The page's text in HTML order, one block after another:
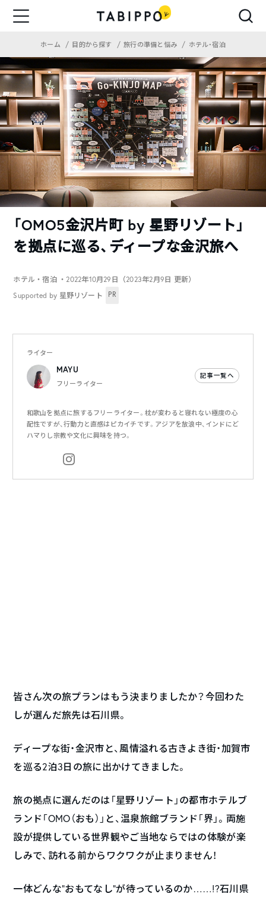
ホーム 目的から探す 旅行の準備と悩み ホテル・宿泊
「OMO5金沢片町 by 星野リゾート」
を拠点に巡る、ディープな金沢旅へ
ホテル・宿泊 ・2022年10月29日（2023年2月9日 更新）
Supported by 星野リゾート
PR
ライター
MAYU
フリーライター
記事一覧へ
和歌山を拠点に旅するフリーライター。枕が変わると寝れない極度の心
配性ですが、行動力と直感はピカイチです。アジアを放浪中、インドにど
ハマりし宗教や文化に興味を持つ。
皆さん次の旅プランはもう決まりましたか？今回わた
しが選んだ旅先は石川県。
ディープな街・金沢市と、風情溢れる古きよき街・加賀市
を巡る2泊3日の旅に出かけてきました。
旅の拠点に選んだのは「星野リゾート」の都市ホテルブ
ランド「OMO（おも）」と、温泉旅館ブランド「界」。両施
設が提供している世界観やご当地ならではの体験が楽
しみで、訪れる前からワクワクが止まりません！
一体どんな”おもてなし”が待っているのか……!?石川県